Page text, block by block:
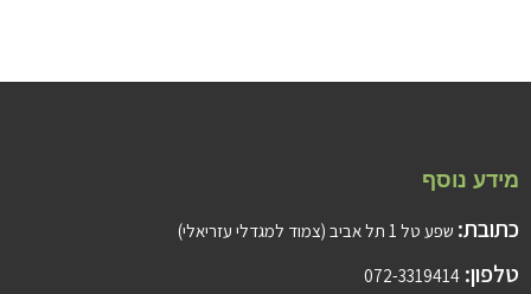
מידע נוסף
כתובת: שפע טל 1 תל אביב (צמוד למגדלי עזריאלי)
טלפון: 072-3319414